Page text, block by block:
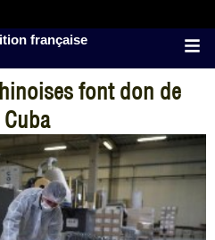
française
font don de